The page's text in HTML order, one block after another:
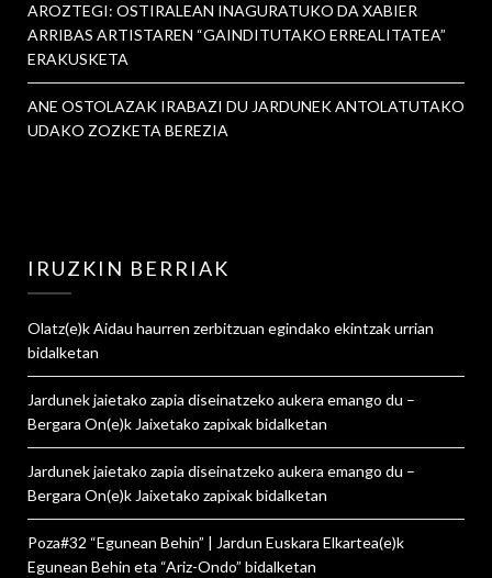
AROZTEGI: OSTIRALEAN INAGURATUKO DA XABIER
ARRIBAS ARTISTAREN “GAINDITUTAKO ERREALITATEA”
ERAKUSKETA
ANE OSTOLAZAK IRABAZI DU JARDUNEK ANTOLATUTAKO
UDAKO ZOZKETA BEREZIA
IRUZKIN BERRIAK
Olatz(e)kAidau haurren zerbitzuan egindako ekintzak urrian
bidalketan
Jardunek jaietako zapia diseinatzeko aukera emango du –
Bergara On(e)k Jaixetako zapixakbidalketan
Jardunek jaietako zapia diseinatzeko aukera emango du –
Bergara On(e)k Jaixetako zapixakbidalketan
Poza#32 “Egunean Behin” | Jardun Euskara Elkartea(e)k
Egunean Behin eta “Ariz-Ondo” bidalketan